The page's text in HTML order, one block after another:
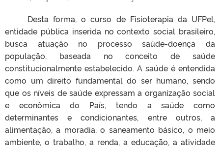
Desta forma, o curso de Fisioterapia da UFPel,
entidade pública inserida no contexto social brasileiro,
busca atuação no processo saúde-doença da
população, baseada no conceito de saúde
constitucionalmente estabelecido. A saúde é entendida
como um direito fundamental do ser humano, sendo
que os níveis de saúde expressam a organização social
e econômica do País, tendo a saúde como
determinantes e condicionantes, entre outros, a
alimentação, a moradia, o saneamento básico, o meio
ambiente, o trabalho, a renda, a educação, a atividade